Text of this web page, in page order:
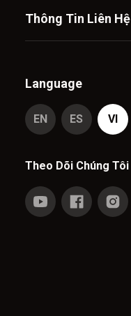
Thông Tin Liên Hệ
Language
EN ES VI
Theo Dõi Chúng Tôi